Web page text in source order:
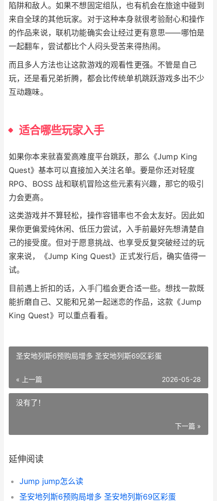
陷阱和敌人。如果不想固定组队，也有机会在旅途中碰到
来自全球的其他玩家。对于这种本身就很考验耐心和操作
的作品来说，联机功能确实会让经过更有意思——哪怕是
一起翻车，尝试都比个人闷头受苦来得热闹。
而且多人方法也让这款游戏的观看性更强。不管是自己
玩，还是看兄弟折腾，都会比传统单机跳跃游戏多出不少
互动趣味。
适合哪些玩家入手
如果你本来就喜爱高难度平台跳跃，那么《Jump King
Quest》基本可以直接加入关注名单。要是你还对轻度
RPG、BOSS 战和联机冒险这些元素有兴趣，那它的吸引
力会更高。
这类游戏并不算轻松，操作容错率也不会太友好。因此如
果你更偏爱纯休闲、低压力尝试，入手前最好先想清楚自
己的接受度。但对于愿意挑战、也享受反复突破经过的玩
家来说，《Jump King Quest》正式发行后，确实值得一
试。
目前遇上折扣的话，入手门槛会更合适一些。想找一款既
能折磨自己、又能和兄弟一起迷恋的作品，这款《Jump
King Quest》可以重点看看。
圣安地列斯6预购局增多 圣安地列斯69区彩蛋
« 上一篇 2026-05-28
没有了！
下一篇 »
延伸阅读
Jump jump怎么读
圣安地列斯6预购局增多 圣安地列斯69区彩蛋